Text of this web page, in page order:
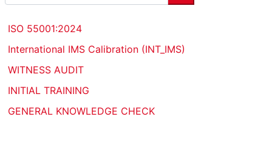
Išči predmete
ISO 55001:2024
International IMS Calibration (INT_IMS)
WITNESS AUDIT
INITIAL TRAINING
GENERAL KNOWLEDGE CHECK